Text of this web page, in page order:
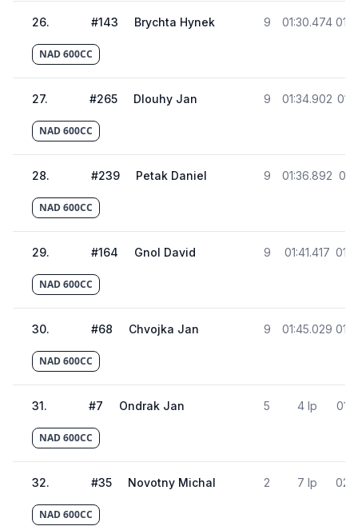
26. #143 Brychta Hynek 9 01:30.474
NAD 600CC
27. #265 Dlouhy Jan 9 01:34.902
NAD 600CC
28. #239 Petak Daniel 9 01:36.892
NAD 600CC
29. #164 Gnol David 9 01:41.417
NAD 600CC
30. #68 Chvojka Jan 9 01:45.029
NAD 600CC
31. #7 Ondrak Jan 5 4 lp
NAD 600CC
32. #35 Novotny Michal 2 7 lp
NAD 600CC